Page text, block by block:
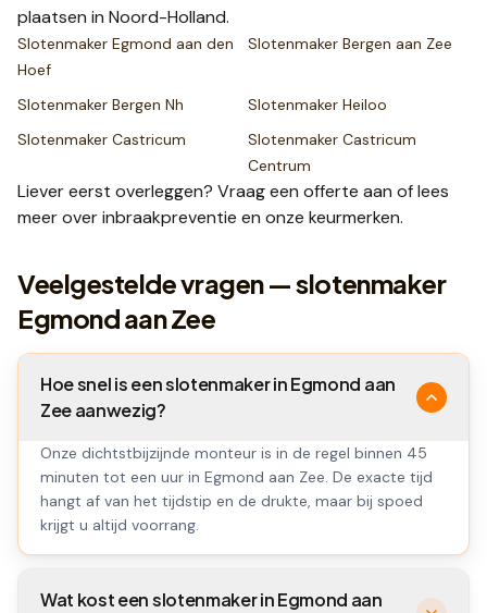
plaatsen in Noord-Holland.
Slotenmaker Egmond aan den
Hoef
Slotenmaker Bergen aan Zee
Slotenmaker Bergen Nh Slotenmaker Heiloo
Slotenmaker Castricum Slotenmaker Castricum
Centrum
Liever eerst overleggen? Vraag een offerte aan of lees
meer overinbraakpreventie en onze keurmerken.
Veelgestelde vragen — slotenmaker
Egmond aan Zee
Hoe snel is een slotenmaker in Egmond aan
Zee aanwezig?
Onze dichtstbijzijnde monteur is in de regel binnen 45
minuten tot een uur in Egmond aan Zee. De exacte tijd
hangt af van het tijdstip en de drukte, maar bij spoed
krijgt u altijd voorrang.
Wat kost een slotenmaker in Egmond aan